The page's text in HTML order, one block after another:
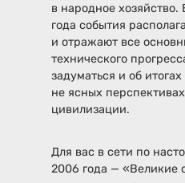
в народное
года события
и отражают все
технического
задуматься и об
не ясных
цивилизации.
Для вас в сети по
2006 года — «Великие